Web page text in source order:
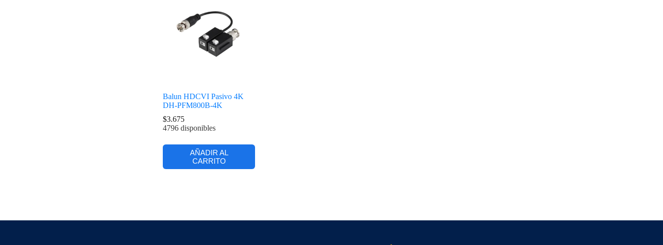
Balun HDCVI Pasivo 4K
DH-PFM800B-4K
$3.675
4796 disponibles
AÑADIR AL
CARRITO